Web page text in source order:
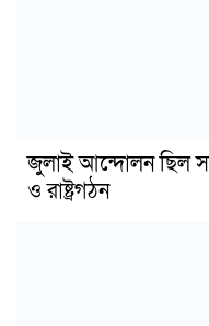
জুলাই আন্দোলন ছিল
ও রাষ্ট্রগঠন